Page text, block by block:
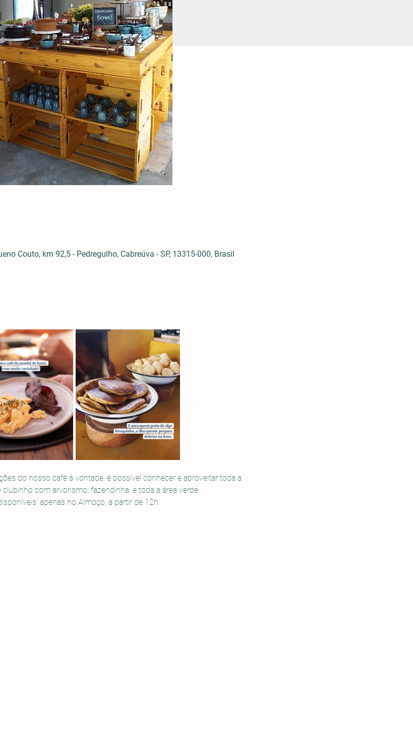
Couto, km 92,5 - Pedregulho, Cabreúva - SP, 13315-000, Brasil
do nosso café à vontade, é possível conhecer e aproveitar toda a
com arvorismo, fazendinha, e toda a área verde.
apenas no Almoço, a partir de 12h.